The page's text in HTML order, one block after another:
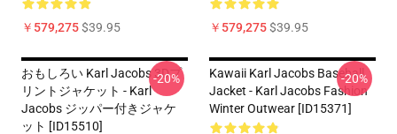
￥579,275$39.95 ￥579,275$39.95
おもしろい Karl Jacobs 3Dプ
リントジャケット - Karl
Jacobs ジッパー付きジャケ
ット [ID15510]
-20%
Kawaii Karl Jacobs Baseball
Jacket - Karl Jacobs Fashion
Winter Outwear [ID15371]
-20%